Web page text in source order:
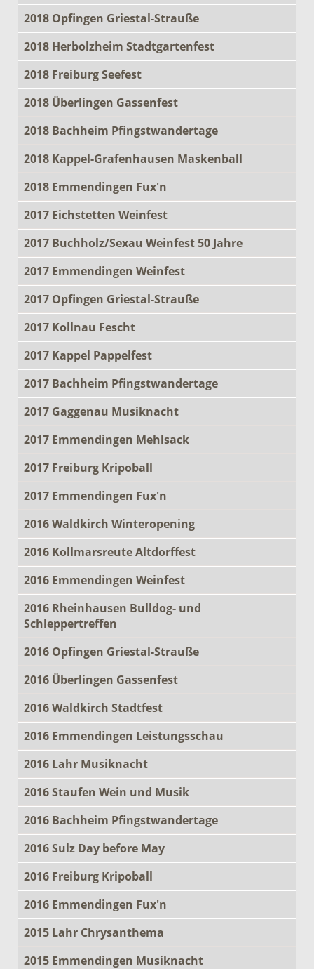
2018 Opfingen Griestal-Strauße
2018 Herbolzheim Stadtgartenfest
2018 Freiburg Seefest
2018 Überlingen Gassenfest
2018 Bachheim Pfingstwandertage
2018 Kappel-Grafenhausen Maskenball
2018 Emmendingen Fux'n
2017 Eichstetten Weinfest
2017 Buchholz/Sexau Weinfest 50 Jahre
2017 Emmendingen Weinfest
2017 Opfingen Griestal-Strauße
2017 Kollnau Fescht
2017 Kappel Pappelfest
2017 Bachheim Pfingstwandertage
2017 Gaggenau Musiknacht
2017 Emmendingen Mehlsack
2017 Freiburg Kripoball
2017 Emmendingen Fux'n
2016 Waldkirch Winteropening
2016 Kollmarsreute Altdorffest
2016 Emmendingen Weinfest
2016 Rheinhausen Bulldog- und
Schleppertreffen
2016 Opfingen Griestal-Strauße
2016 Überlingen Gassenfest
2016 Waldkirch Stadtfest
2016 Emmendingen Leistungsschau
2016 Lahr Musiknacht
2016 Staufen Wein und Musik
2016 Bachheim Pfingstwandertage
2016 Sulz Day before May
2016 Freiburg Kripoball
2016 Emmendingen Fux'n
2015 Lahr Chrysanthema
2015 Emmendingen Musiknacht